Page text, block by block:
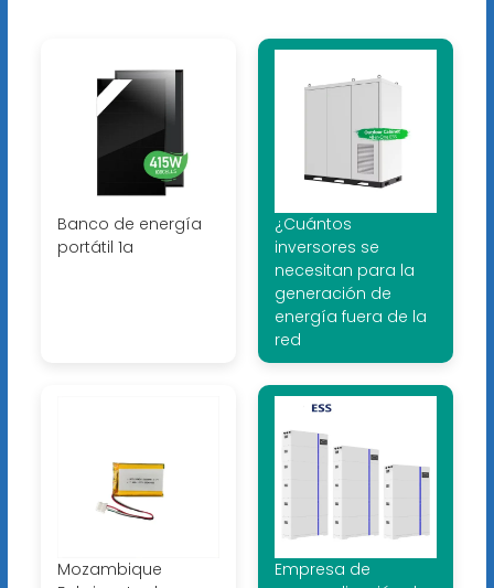
Banco de energía
portátil 1a
¿Cuántos
inversores se
necesitan para la
generación de
energía fuera de la
red
Mozambique
Empresa de